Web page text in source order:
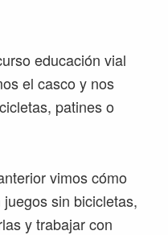
educación vial
el casco y nos
patines o
vimos cómo
sin bicicletas,
y trabajar con